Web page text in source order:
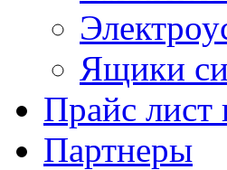
Ящики
Прайс лист
Партнеры